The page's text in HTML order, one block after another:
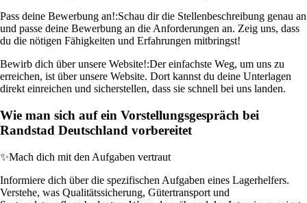
Pass deine Bewerbung an!:Schau dir die Stellenbeschreibung genau an
und passe deine Bewerbung an die Anforderungen an. Zeig uns, dass
du die nötigen Fähigkeiten und Erfahrungen mitbringst!
Bewirb dich über unsere Website!:Der einfachste Weg, um uns zu
erreichen, ist über unsere Website. Dort kannst du deine Unterlagen
direkt einreichen und sicherstellen, dass sie schnell bei uns landen.
Wie man sich auf ein Vorstellungsgespräch bei
Randstad Deutschland vorbereitet
✨Mach dich mit den Aufgaben vertraut
Informiere dich über die spezifischen Aufgaben eines Lagerhelfers.
Verstehe, was Qualitätssicherung, Gütertransport und